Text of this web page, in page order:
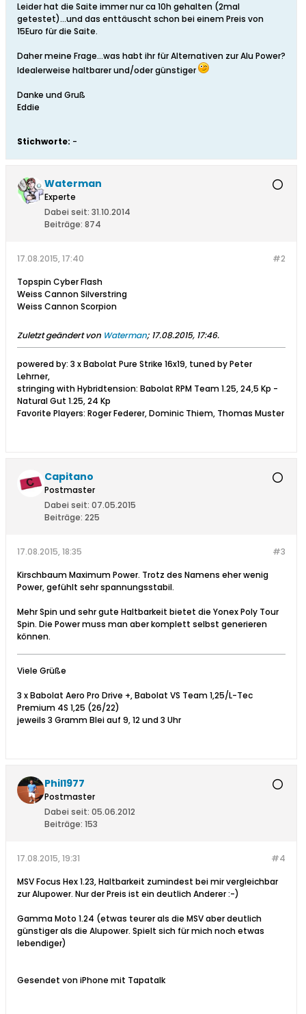
Leider hat die Saite immer nur ca 10h gehalten (2mal
getestet)...und das enttäuscht schon bei einem Preis von
15Euro für die Saite.
Daher meine Frage...was habt ihr für Alternativen zur Alu Power?
Idealerweise haltbarer und/oder günstiger
Danke und Gruß
Eddie
Stichworte: -
Waterman
Experte
Dabei seit: 31.10.2014
Beiträge: 874
#2
17.08.2015, 17:40
Topspin Cyber Flash
Weiss Cannon Silverstring
Weiss Cannon Scorpion
Zuletzt geändert von Waterman; 17.08.2015, 17:46.
powered by: 3 x Babolat Pure Strike 16x19, tuned by Peter
Lehrner,
stringing with Hybridtension: Babolat RPM Team 1.25, 24,5 Kp -
Natural Gut 1.25, 24 Kp
Favorite Players: Roger Federer, Dominic Thiem, Thomas Muster
Capitano
Postmaster
Dabei seit: 07.05.2015
Beiträge: 225
#3
17.08.2015, 18:35
Kirschbaum Maximum Power. Trotz des Namens eher wenig
Power, gefühlt sehr spannungsstabil.
Mehr Spin und sehr gute Haltbarkeit bietet die Yonex Poly Tour
Spin. Die Power muss man aber komplett selbst generieren
können.
Viele Grüße
3 x Babolat Aero Pro Drive +, Babolat VS Team 1,25/L-Tec
Premium 4S 1,25 (26/22)
jeweils 3 Gramm Blei auf 9, 12 und 3 Uhr
Phil1977
Postmaster
Dabei seit: 05.06.2012
Beiträge: 153
#4
17.08.2015, 19:31
MSV Focus Hex 1.23, Haltbarkeit zumindest bei mir vergleichbar
zur Alupower. Nur der Preis ist ein deutlich Anderer :-)
Gamma Moto 1.24 (etwas teurer als die MSV aber deutlich
günstiger als die Alupower. Spielt sich für mich noch etwas
lebendiger)
Gesendet von iPhone mit Tapatalk